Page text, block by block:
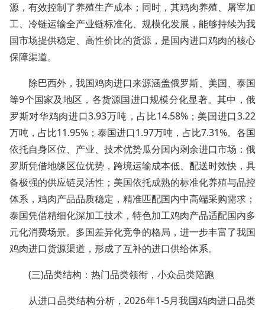
源，有效控制了养殖生产成本；同时，其鸡肉养殖、屠宰加
工、冷链运输全产业链标准化、规模化发展，能够持续为我
国市场提供稳定、高性价比的货源，是国内进口鸡肉的核心
保障渠道。
除巴西外，我国鸡肉进口来源涵盖俄罗斯、美国、泰国
等9个国家及地区，各货源国进口规模分化显著。其中，俄
罗斯对华鸡肉进口3.93万吨，占比14.58%；美国进口3.22
万吨，占比11.95%；泰国进口1.97万吨，占比7.31%。各国
依托自身区位、产业、技术优势瓜分国内剩余进口市场：俄
罗斯凭借地缘区位优势，跨境运输成本低、配送时效快，具
备极强的供应链灵活性；美国依托成熟的标准化养殖与品控
体系，鸡肉产品品质稳定，精准匹配国内中高端采购需求；
泰国凭借精细化深加工技术，特色加工鸡肉产品适配国内多
元化消费场景。多国差异化竞争的格局，进一步丰富了我国
鸡肉进口货源渠道，形成了互补的进口供给体系。
(三)品类结构：热门品类领衔，小众品类陪跑
从进口品类结构分析，2026年1-5月我国鸡肉进口品类